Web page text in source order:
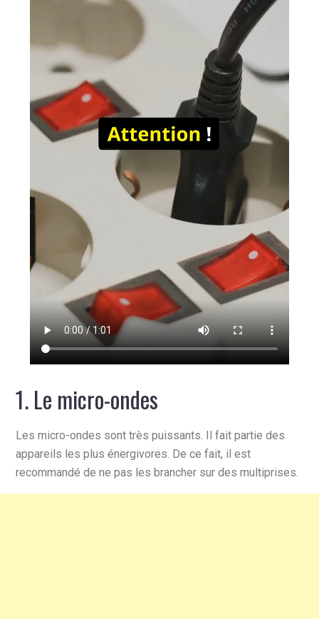
1. Le micro-ondes
Les micro-ondes sont très puissants. Il fait partie des
appareils les plus énergivores. De ce fait, il est
recommandé de ne pas les brancher sur des multiprises.